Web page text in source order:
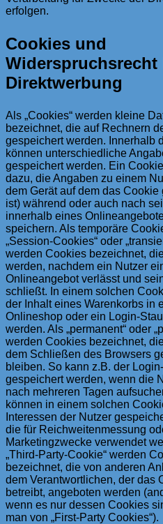
erfolgen.
Cookies und
Widerspruchsrecht
Direktwerbung
Als „Cookies“ werden kleine
bezeichnet, die auf Rechnern
gespeichert werden. Innerhalb
können unterschiedliche
gespeichert werden. Ein
dazu, die Angaben zu einem
dem Gerät auf dem das Cookie
ist) während oder auch nach
innerhalb eines
speichern. Als temporäre
„Session-Cookies“ oder
werden Cookies bezeichnet,
werden, nachdem ein Nutzer
Onlineangebot verlässt und
schließt. In einem solchen
der Inhalt eines Warenkorbs in
Onlineshop oder ein Login-
werden. Als „permanent“ oder
werden Cookies bezeichnet,
dem Schließen des Browsers
bleiben. So kann z.B. der
gespeichert werden, wenn die
nach mehreren Tagen
können in einem solchen
Interessen der Nutzer
die für Reichweitenmessung
Marketingzwecke verwendet
„Third-Party-Cookie“ werden
bezeichnet, die von anderen
dem Verantwortlichen, der das
betreibt, angeboten werden
wenn es nur dessen Cookies
man von „First-Party Cookies“).